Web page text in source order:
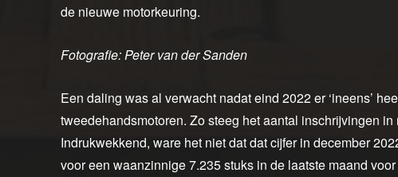
de nieuwe motorkeuring.
Fotografie: Peter van der Sanden
Een daling was al verwacht nadat eind 2022 er ‘ineens’
tweedehandsmotoren. Zo steeg het aantal inschrijvingen
Indrukwekkend, ware het niet dat dat cijfer in december
voor een waanzinnige 7.235 stuks in de laatste maand